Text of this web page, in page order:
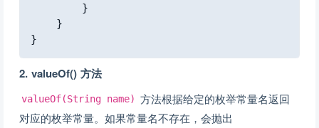
}
}
}
2. valueOf() 方法
valueOf(String name) 方法根据给定的枚举常量名返回
对应的枚举常量。如果常量名不存在，会抛出